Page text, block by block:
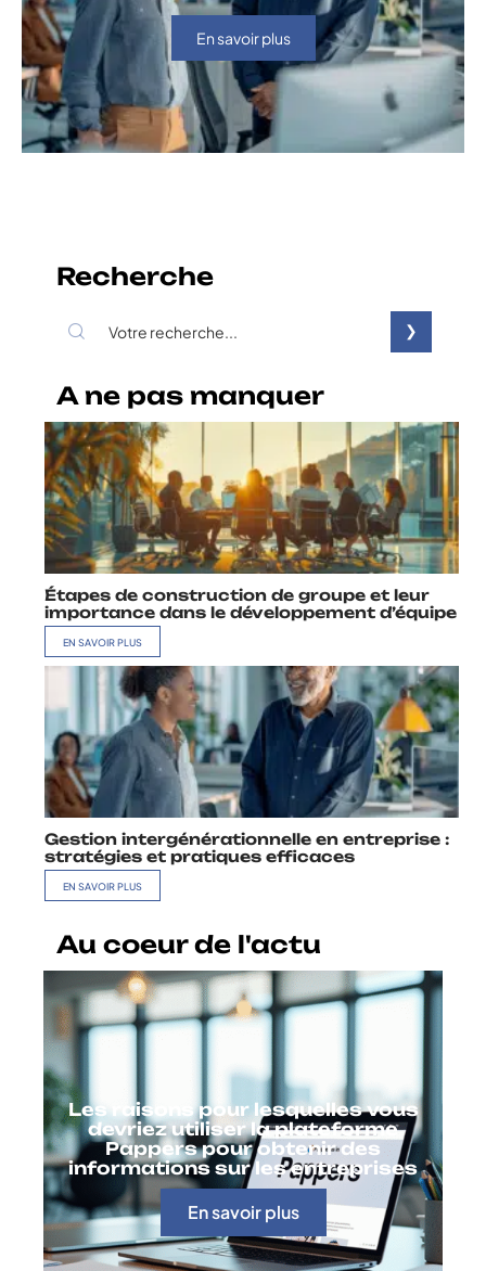
En savoir plus
Recherche
A ne pas manquer
Étapes de construction de groupe et leur
importance dans le développement d’équipe
EN SAVOIR PLUS
Gestion intergénérationnelle en entreprise :
stratégies et pratiques efficaces
EN SAVOIR PLUS
Au coeur de l'actu
Les raisons pour lesquelles vous
devriez utiliser la plateforme
Pappers pour obtenir des
informations sur les entreprises
En savoir plus